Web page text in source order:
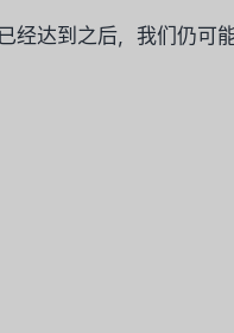
经达到之后，我们仍可